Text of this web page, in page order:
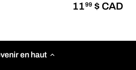
1199$ CAD
en haut